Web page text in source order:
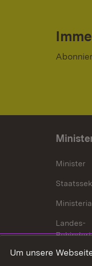
Minister
Landes-
Um unsere